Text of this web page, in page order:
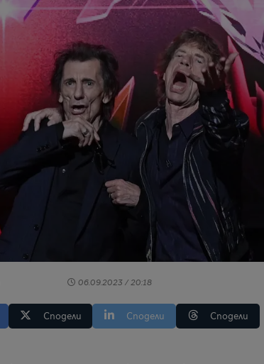
06.09.2023 / 20:18
Сподели Сподели Сподели